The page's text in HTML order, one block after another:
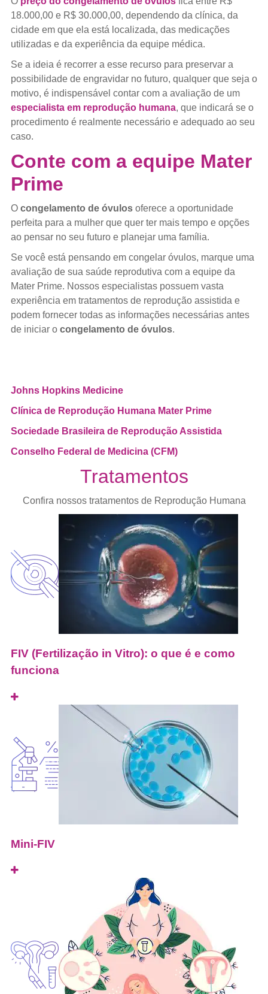
18.000,00 e R$ 30.000,00, dependendo da clínica, da
cidade em que ela está localizada, das medicações
utilizadas e da experiência da equipe médica.
Se a ideia é recorrer a esse recurso para preservar a
possibilidade de engravidar no futuro, qualquer que seja o
motivo, é indispensável contar com a avaliação de um
especialista em reprodução humana, que indicará se o
procedimento é realmente necessário e adequado ao seu
caso.
Conte com a equipe Mater
Prime
O congelamento de óvulosoferece a oportunidade
perfeita para a mulher que quer ter mais tempo e opções
ao pensar no seu futuro e planejar uma família.
Se você está pensando em congelar óvulos, marque uma
avaliação de sua saúde reprodutiva com a equipe da
Mater Prime. Nossos especialistas possuem vasta
experiência em tratamentos de reprodução assistida e
podem fornecer todas as informações necessárias antes
de iniciar o congelamento de óvulos.
Johns Hopkins Medicine
Clínica de Reprodução Humana Mater Prime
Sociedade Brasileira de Reprodução Assistida
Conselho Federal de Medicina (CFM)
Tratamentos
Confira nossos tratamentos de Reprodução Humana
FIV (Fertilização in Vitro): o que é e como
funciona
Mini-FIV